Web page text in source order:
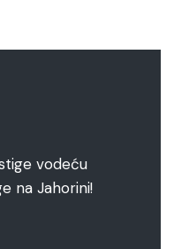
vodeću
na Jahorini!